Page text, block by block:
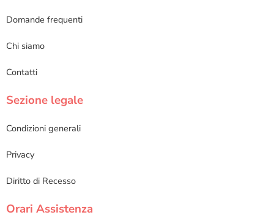
Domande frequenti
Chi siamo
Contatti
Sezione legale
Condizioni generali
Privacy
Diritto di Recesso
Orari Assistenza